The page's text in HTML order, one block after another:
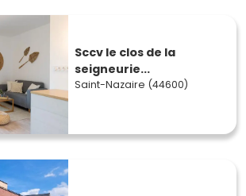
Sccv le clos de la
seigneurie...
Saint-Nazaire (44600)